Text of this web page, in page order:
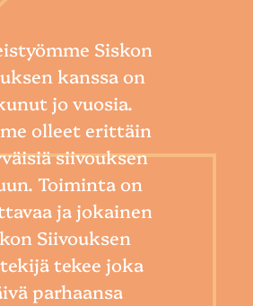
Siskon
kanssa on
jo vuosia.
olleet erittäin
siivouksen
Toiminta on
ja jokainen
Siivouksen
tekee joka
parhaansa